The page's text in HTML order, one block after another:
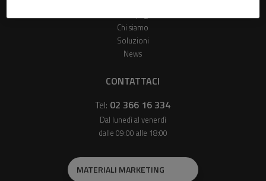
Chi siamo
Soluzioni
News
CONTATTACI
Tel: 02 366 16 334
Dal lunedì al venerdì
dalle 09:00 alle 18:00
MATERIALI MARKETING